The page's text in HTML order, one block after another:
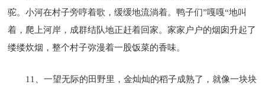
驼。小河在村子旁哼着歌，缓缓地流淌着。鸭子们”嘎嘎“地叫
着，爬上河岸，成群结队地正赶着回家。家家户户的烟囱升起了
缕缕炊烟，整个村子弥漫着一股饭菜的香味。
11、一望无际的田野里，金灿灿的稻子成熟了，就像一块块